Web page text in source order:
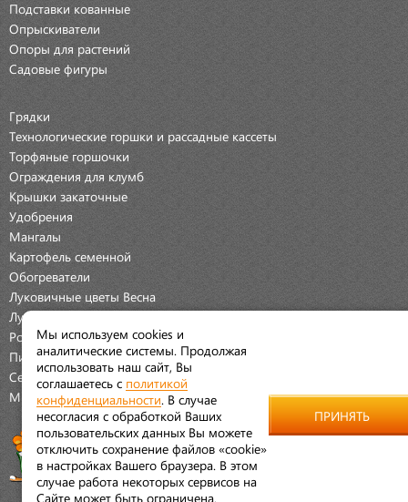
Подставки кованные
Опрыскиватели
Опоры для растений
Садовые фигуры
Грядки
Технологические горшки и рассадные кассеты
Торфяные горшочки
Ограждения для клумб
Крышки закаточные
Удобрения
Мангалы
Картофель семенной
Обогреватели
Луковичные цветы Весна
Луковичные цветы Осень
Розы
Пионы
Семена Овощей
Мраморная крошка
Мы используем cookies и
аналитические системы. Продолжая
использовать наш сайт, Вы
соглашаетесь с политикой
конфиденциальности . В случае
несогласия с обработкой Ваших
пользовательских данных Вы можете
отключить сохранение файлов «cookie»
в настройках Вашего браузера. В этом
случае работа некоторых сервисов на
Сайте может быть ограничена.
ПРИНЯТЬ